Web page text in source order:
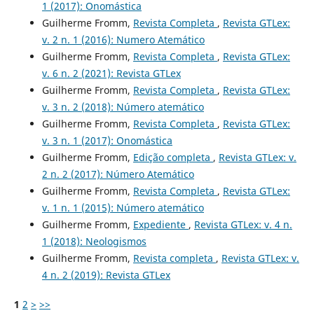
1 (2017): Onomástica
Guilherme Fromm, Revista Completa , Revista GTLex:
v. 2 n. 1 (2016): Numero Atemático
Guilherme Fromm, Revista Completa , Revista GTLex:
v. 6 n. 2 (2021): Revista GTLex
Guilherme Fromm, Revista Completa , Revista GTLex:
v. 3 n. 2 (2018): Número atemático
Guilherme Fromm, Revista Completa , Revista GTLex:
v. 3 n. 1 (2017): Onomástica
Guilherme Fromm, Edição completa , Revista GTLex: v.
2 n. 2 (2017): Número Atemático
Guilherme Fromm, Revista Completa , Revista GTLex:
v. 1 n. 1 (2015): Número atemático
Guilherme Fromm, Expediente , Revista GTLex: v. 4 n.
1 (2018): Neologismos
Guilherme Fromm, Revista completa , Revista GTLex: v.
4 n. 2 (2019): Revista GTLex
1 2 > >>